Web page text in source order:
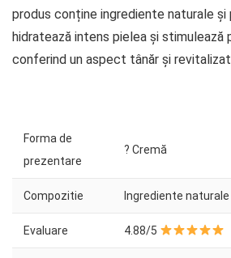
produs conține ingrediente naturale și
hidratează intens pielea și stimulează
conferind un aspect tânăr și
Forma de
prezentare
? Cremă
Compozitie Ingrediente naturale
Evaluare 4.88/5